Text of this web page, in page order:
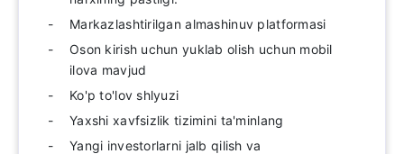
Markazlashtirilgan almashinuv platformasi
Oson kirish uchun yuklab olish uchun mobil
ilova mavjud
Ko'p to'lov shlyuzi
Yaxshi xavfsizlik tizimini ta'minlang
Yangi investorlarni jalb qilish va